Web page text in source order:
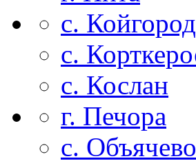
с.
с.
с. Кослан
г. Печора
с. Объячево